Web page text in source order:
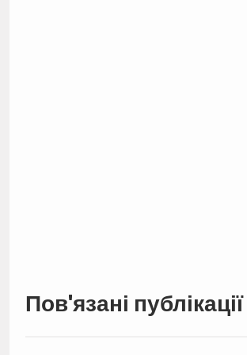
Пов'язані публікації